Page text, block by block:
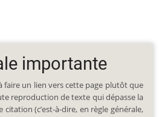
importante
faire un lien vers cette page plutôt que
reproduction de texte qui dépasse la
citation (c’est-à-dire, en règle générale,